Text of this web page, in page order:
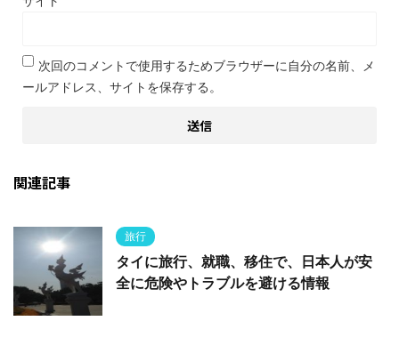
次回のコメントで使用するためブラウザーに自分の名前、メ
ールアドレス、サイトを保存する。
関連記事
旅行
タイに旅行、就職、移住で、日本人が安
全に危険やトラブルを避ける情報